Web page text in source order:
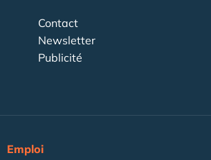
Contact
Newsletter
Publicité
Emploi